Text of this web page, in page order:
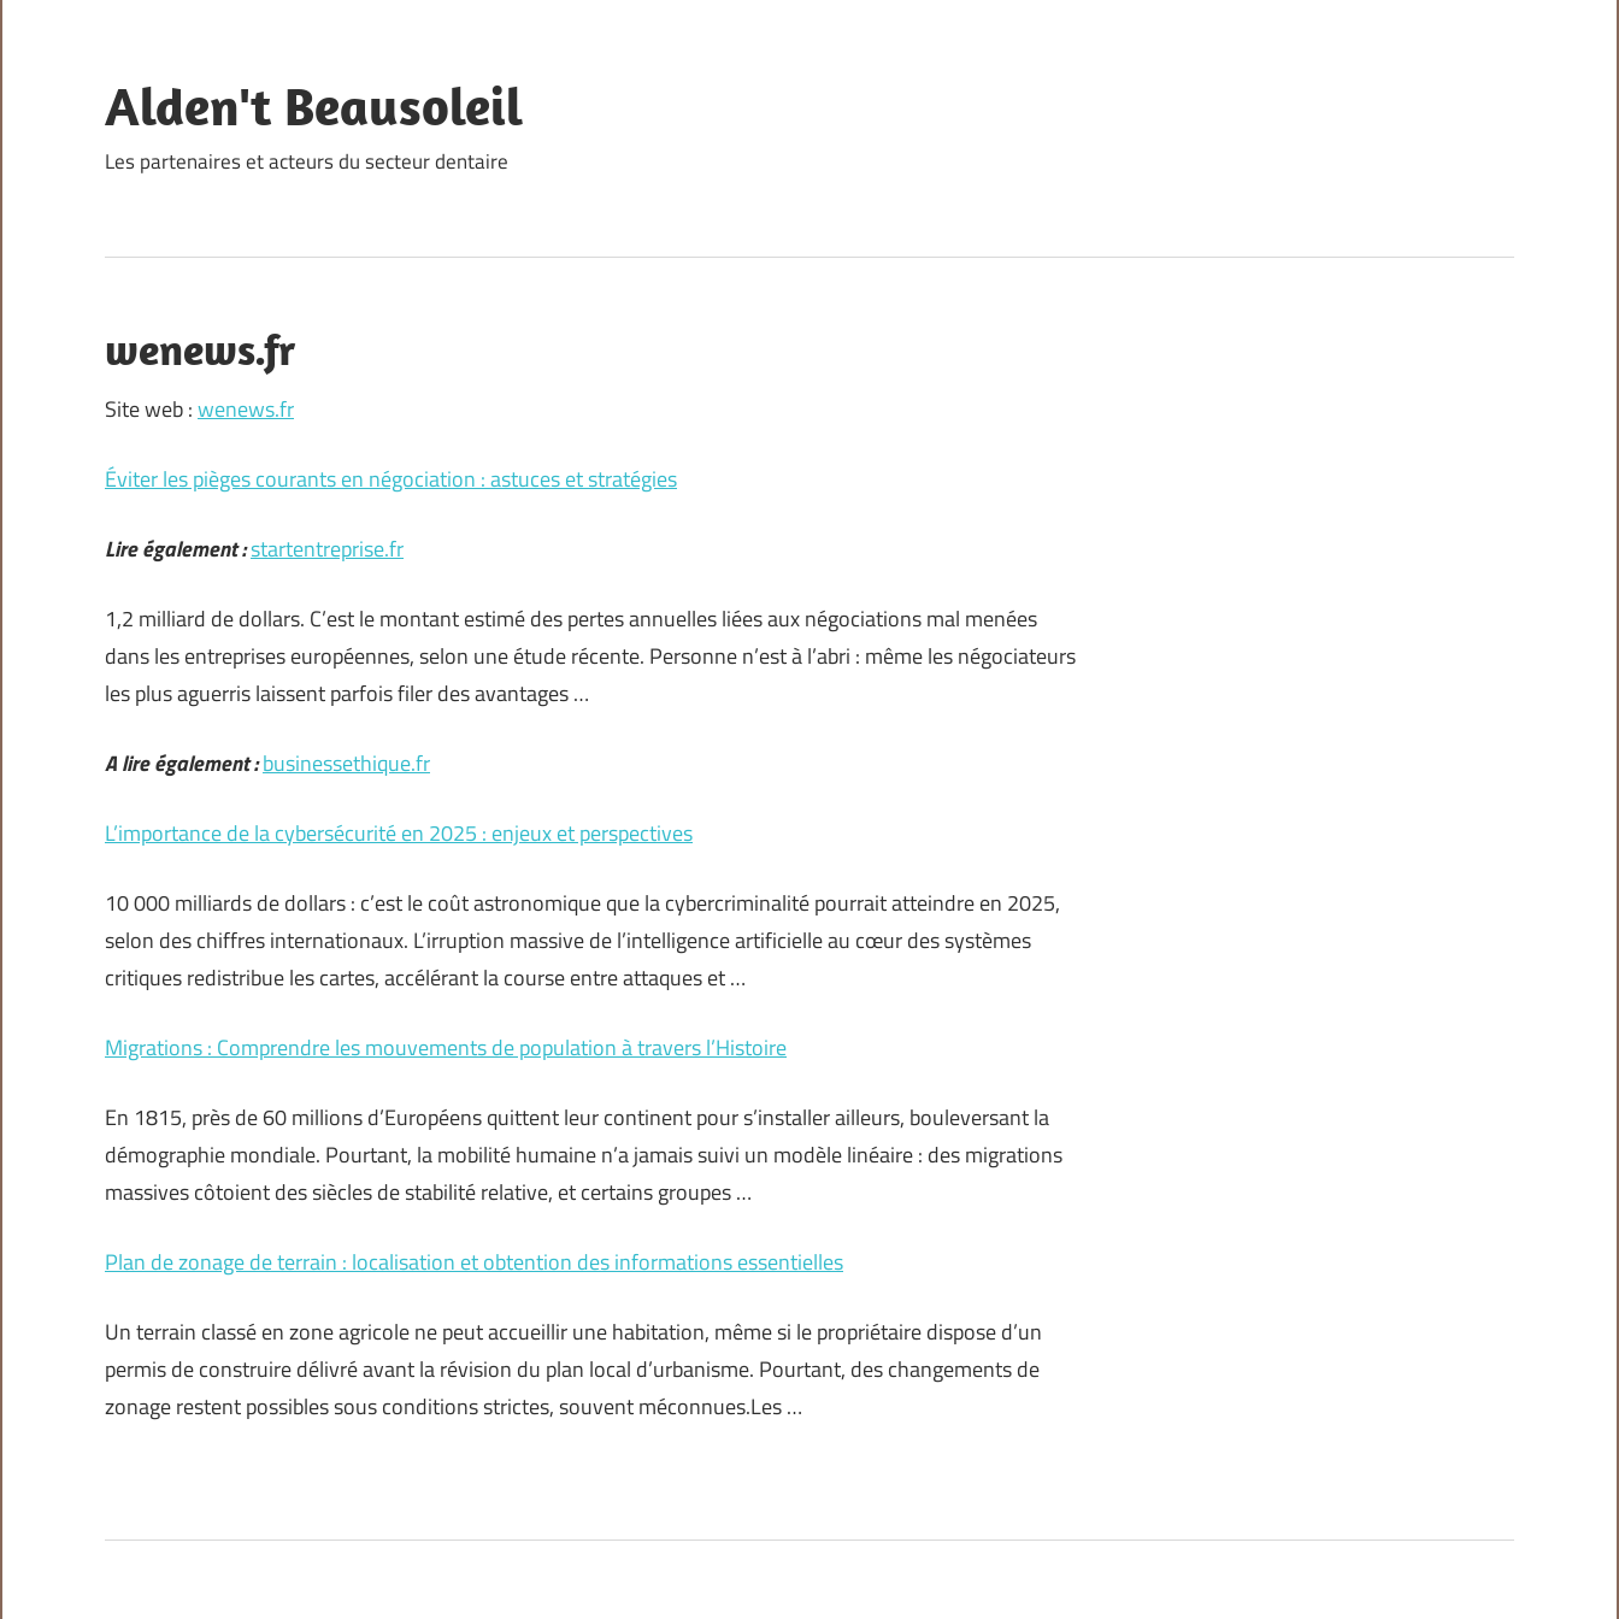
content
Alden't Beausoleil
Les partenaires et acteurs du secteur dentaire
wenews.fr
Site web :wenews.fr
Éviter les pièges courants en négociation : astuces et stratégies
Lire également :startentreprise.fr
1,2 milliard de dollars. C’est le montant estimé des pertes annuelles liées aux négociations mal menées
dans les entreprises européennes, selon une étude récente. Personne n’est à l’abri : même les négociateurs
les plus aguerris laissent parfois filer des avantages …
A lire également :businessethique.fr
L’importance de la cybersécurité en 2025 : enjeux et perspectives
10 000 milliards de dollars : c’est le coût astronomique que la cybercriminalité pourrait atteindre en 2025,
selon des chiffres internationaux. L’irruption massive de l’intelligence artificielle au cœur des systèmes
critiques redistribue les cartes, accélérant la course entre attaques et …
Migrations : Comprendre les mouvements de population à travers l’Histoire
En 1815, près de 60 millions d’Européens quittent leur continent pour s’installer ailleurs, bouleversant la
démographie mondiale. Pourtant, la mobilité humaine n’a jamais suivi un modèle linéaire : des migrations
massives côtoient des siècles de stabilité relative, et certains groupes …
Plan de zonage de terrain : localisation et obtention des informations essentielles
Un terrain classé en zone agricole ne peut accueillir une habitation, même si le propriétaire dispose d’un
permis de construire délivré avant la révision du plan local d’urbanisme. Pourtant, des changements de
zonage restent possibles sous conditions strictes, souvent méconnues.Les …